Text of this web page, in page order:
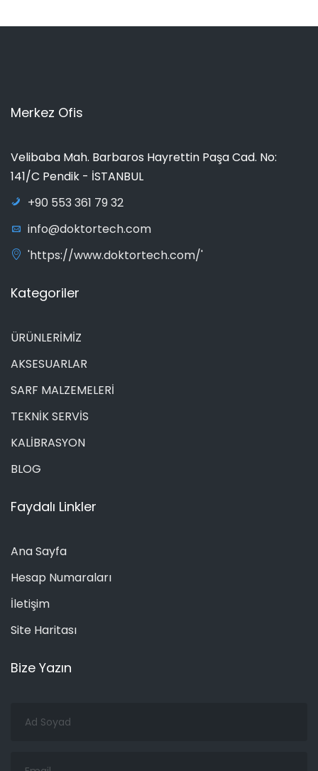
Merkez Ofis
Velibaba Mah. Barbaros Hayrettin Paşa Cad. No:
141/C Pendik - İSTANBUL
+90 553 361 79 32
info@doktortech.com
'https://www.doktortech.com/'
Kategoriler
ÜRÜNLERİMİZ
AKSESUARLAR
SARF MALZEMELERİ
TEKNİK SERVİS
KALİBRASYON
BLOG
Faydalı Linkler
Ana Sayfa
Hesap Numaraları
İletişim
Site Haritası
Bize Yazın
Soyad